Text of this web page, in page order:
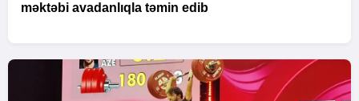
məktəbi avadanlıqla təmin edib